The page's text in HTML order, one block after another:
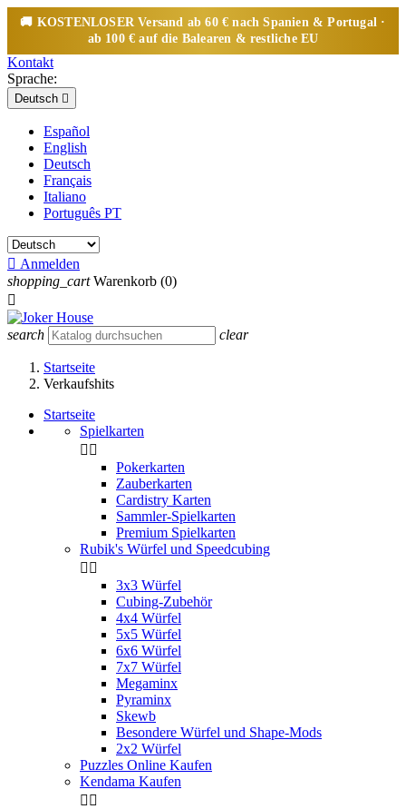
🚚 KOSTENLOSERVersand ab 60 € nach Spanien & Portugal ·
ab 100 € auf die Balearen & restliche EU
Kontakt
Sprache:
Deutsch 
Español
English
Deutsch
Français
Italiano
Português PT
 Anmelden
shopping_cart Warenkorb (0)

search clear
Startseite
Verkaufshits
Startseite
Spielkarten
 
Pokerkarten
Zauberkarten
Cardistry Karten
Sammler-Spielkarten
Premium Spielkarten
Rubik's Würfel und Speedcubing
 
3x3 Würfel
Cubing-Zubehör
4x4 Würfel
5x5 Würfel
6x6 Würfel
7x7 Würfel
Megaminx
Pyraminx
Skewb
Besondere Würfel und Shape-Mods
2x2 Würfel
Puzzles Online Kaufen
Kendama Kaufen
 